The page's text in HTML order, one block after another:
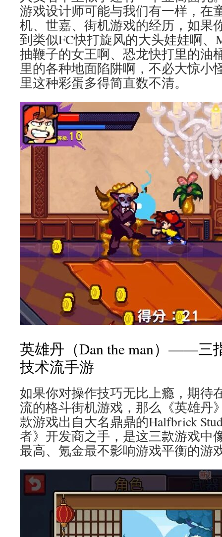
游戏设计师可能与我们有一样，在
机、世嘉、街机游戏的经历，如果
到类似FC快打旋风的大头娃娃啊
抽鞭子的女王啊、恐龙快打里的油
里的各种地面陷阱啊，不必大惊小
里这种彩蛋多得简直数不清。
英雄丹（Dan the man）——三
技术流手游
如果你对操作技巧无比上瘾，期待
流的格斗街机游戏，那么《英雄丹
款游戏出自大名鼎鼎的Halfbrick
者》开发商之手，是这三款游戏中
最高、氪金最不影响游戏平衡的游